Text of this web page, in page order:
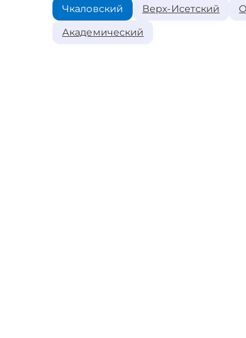
Чкаловский Верх-Исетский
Академический